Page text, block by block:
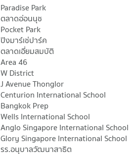
Paradise Park
ตลาดอ่อนนุช
Pocket Park
ปิงมาร์เช่ปาร์ค
ตลาดเอี่ยมสมบัติ
Area 46
W District
J Avenue Thonglor
Centurion International School
Bangkok Prep
Wells International School
Anglo Singapore International School
Glory Singapore International School
รร.อนุบาลวัฒนาสาธิต